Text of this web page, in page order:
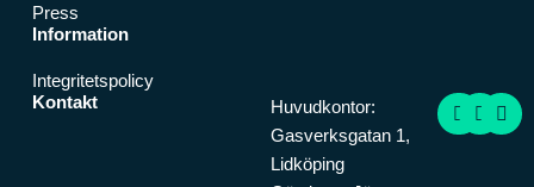
Press
Information
Integritetspolicy
Kontakt
Huvudkontor:
Gasverksgatan 1,
Lidköping
F
a
c
I
n
s
L
i
n